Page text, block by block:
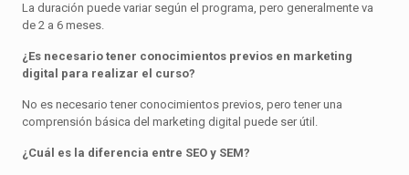
La duración puede variar según el programa, pero generalmente va
de 2 a 6 meses.
¿Es necesario tener conocimientos previos en marketing
digital para realizar el curso?
No es necesario tener conocimientos previos, pero tener una
comprensión básica del marketing digital puede ser útil.
¿Cuál es la diferencia entre SEO y SEM?